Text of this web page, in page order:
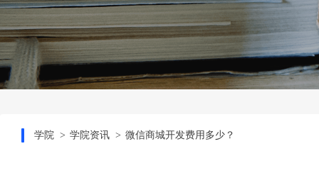
学院 学院资讯 微信商城开发费用多少？